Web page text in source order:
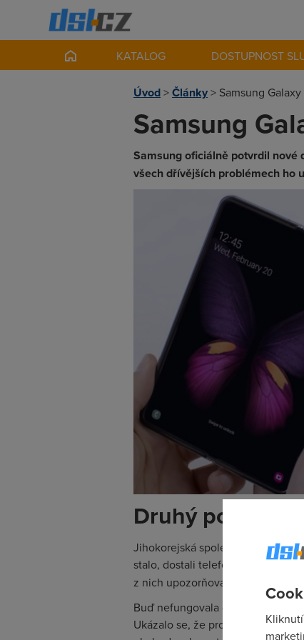
KATALOG DOSTUPNOST
Úvod>Články> Samsung
Samsung
Samsung oficiálně potvrdil nové
všech dřívějších problémech ho
Druhý pokus
Jihokorejská společnost původně
stalo, dostali telefon k
z nich upozorňovala na
Buď nefungovala dotyková vrstva
Ukázalo se, že problémy